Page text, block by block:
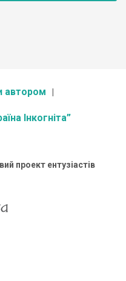
автором
Інкогніта”
проект ентузіастів